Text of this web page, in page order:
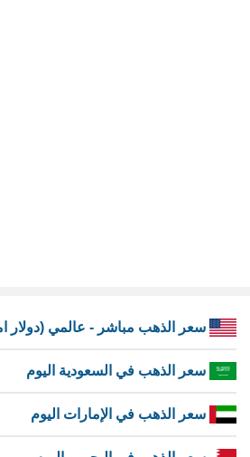
سعر الذهب مباشر - عالمي (دولار
سعر الذهب في السعودية اليوم
سعر الذهب في الإمارات اليوم